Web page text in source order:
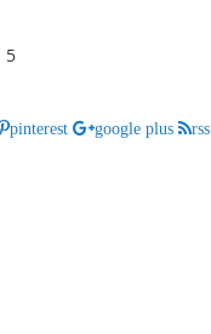
(G11/G12) 2016 - 2022
2010 - 2015
2016 - 2021
2018 - 2021
FACELIFT) 2007 - 2010
2011 - 2017
5
pinterest google plus rss